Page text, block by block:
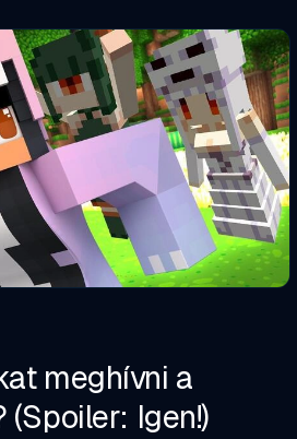
meghívni a
Igen!)